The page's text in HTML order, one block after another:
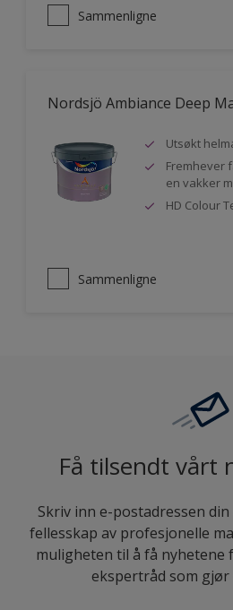
Sammenligne
Nordsjö Ambiance Deep
Utsøkt
Fremhever
en vakker
HD Colour
Sammenligne
Få tilsendt vårt
Skriv inn e-postadressen
fellesskap av profesjonelle
muligheten til å få nyhetene
ekspertråd som gjør